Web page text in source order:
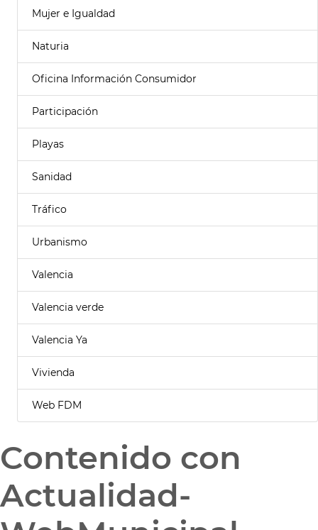
Mujer e Igualdad
Naturia
Oficina Información Consumidor
Participación
Playas
Sanidad
Tráfico
Urbanismo
Valencia
Valencia verde
Valencia Ya
Vivienda
Web FDM
Contenido con
Actualidad-